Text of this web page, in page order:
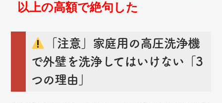
以上の高額で絶句した
「注意」家庭用の高圧洗浄機
で外壁を洗浄してはいけない「3
つの理由」